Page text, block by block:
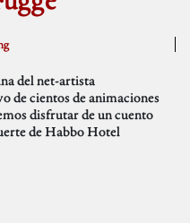
del net-artista
de cientos de animaciones
disfrutar de un cuento
de Habbo Hotel